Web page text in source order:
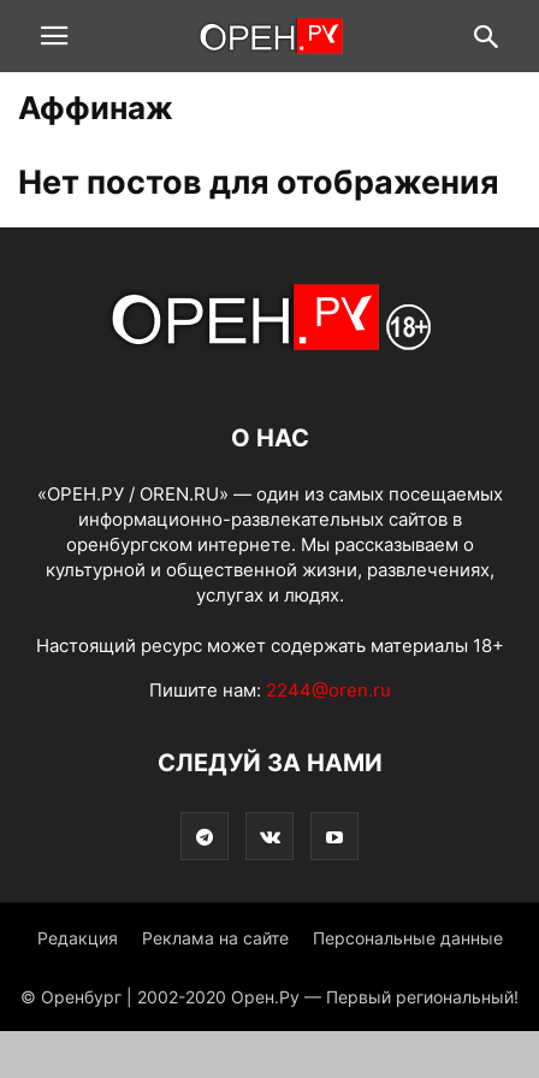
Аффинаж
Нет постов для отображения
О НАС
«ОРЕН.РУ / OREN.RU» — один из самых посещаемых
информационно-развлекательных сайтов в
оренбургском интернете. Мы рассказываем о
культурной и общественной жизни, развлечениях,
услугах и людях.
Настоящий ресурс может содержать материалы 18+
Пишите нам: 2244@oren.ru
СЛЕДУЙ ЗА НАМИ
Редакция Реклама на сайте Персональные данные
© Оренбург | 2002-2020 Орен.Ру — Первый региональный!